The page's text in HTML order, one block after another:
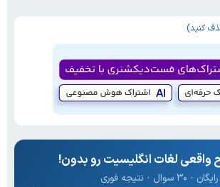
کنید)
لغات انگلیسیت رو بدون!
· نتیجه فوری